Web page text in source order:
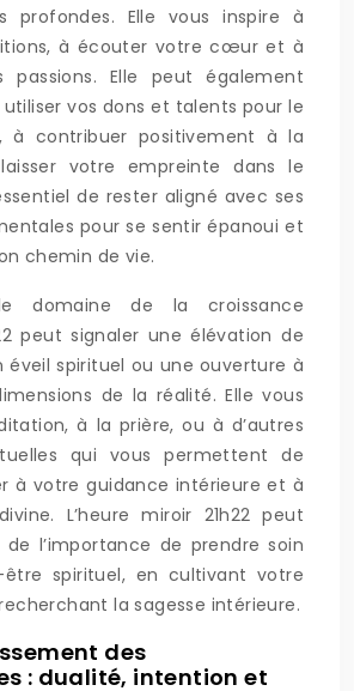
profondes. Elle vous inspire à
à écouter votre cœur et à
passions. Elle peut également
vos dons et talents pour le
à contribuer positivement à la
votre empreinte dans le
de rester aligné avec ses
pour se sentir épanoui et
chemin de vie.
domaine de la croissance
peut signaler une élévation de
éveil spirituel ou une ouverture à
de la réalité. Elle vous
à la prière, ou à d’autres
qui vous permettent de
à votre guidance intérieure et à
L’heure miroir 21h22 peut
l’importance de prendre soin
spirituel, en cultivant votre
la sagesse intérieure.
des
: dualité, intention et